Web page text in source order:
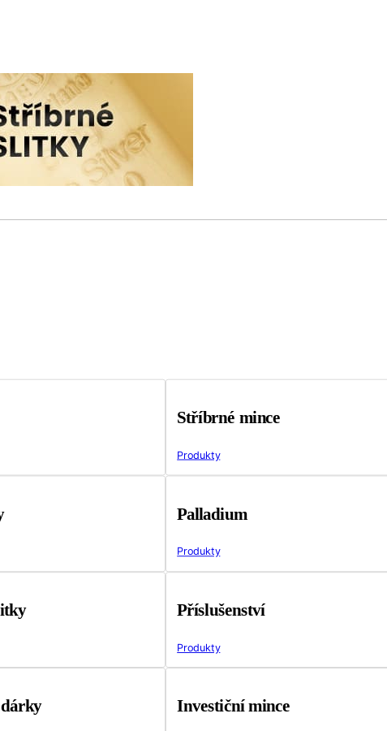
Stříbrné mince
Produkty
Palladium
Produkty
Příslušenství
Produkty
Investiční mince